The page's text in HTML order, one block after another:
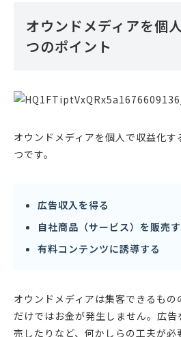
オウンドメディアを個
つのポイント
オウンドメディアを個人で収益化
つです。
広告収入を得る
自社商品（サービス）を販売
有料コンテンツに誘導する
オウンドメディアは集客できるも
だけではお金が発生しません。広
売したりなど、何かしらの工夫が必